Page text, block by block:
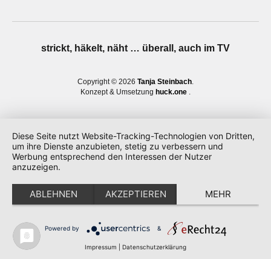
strickt, häkelt, näht … überall, auch im TV
Copyright © 2026 Tanja Steinbach
Konzept & Umsetzung huck.one
Diese Seite nutzt Website-Tracking-Technologien von Dritten,
um ihre Dienste anzubieten, stetig zu verbessern und
Werbung entsprechend den Interessen der Nutzer
anzuzeigen.
ABLEHNEN AKZEPTIEREN MEHR
Powered by &
Impressum Datenschutzerklärung